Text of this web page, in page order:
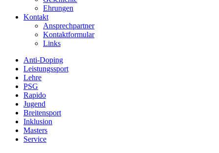
Ehrungen
Kontakt
Ansprechpartner
Kontaktformular
Links
Anti-Doping
Leistungssport
Lehre
PSG
Rapido
Jugend
Breitensport
Inklusion
Masters
Service